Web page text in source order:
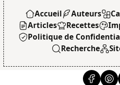
Accueil Auteurs
Articles
Recettes
Politique de
Recherche